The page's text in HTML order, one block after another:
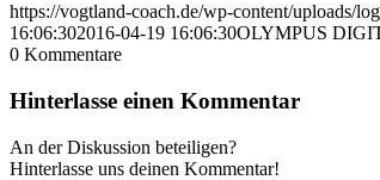
https://vogtland-coach.de/wp-content/uploads/
16:06:302016-04-19 16:06:30OLYMPUS
0 Kommentare
Hinterlasse einen Kommentar
An der Diskussion beteiligen?
Hinterlasse uns deinen Kommentar!